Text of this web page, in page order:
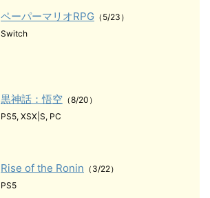
ペーパーマリオRPG （5/23）
Switch
黒神話：悟空 （8/20）
PS5, XSX|S, PC
Rise of the Ronin （3/22）
PS5